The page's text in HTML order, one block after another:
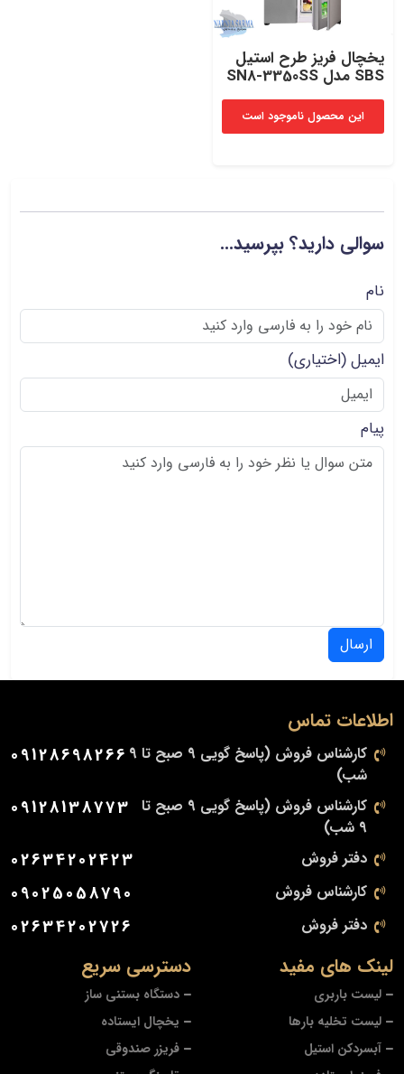
یخچال فریز طرح استیل
SBS مدل SN8-3350SS
این محصول ناموجود است
سوالی دارید؟ بپرسید...
نام
ایمیل(اختیاری)
پیام
ارسال
دسترسی سریع
دستگاه بستنی ساز
یخچال ایستاده
فریزر صندوقی
لینک های مفید
لیست باربری
لیست تخلیه بارها
آبسردکن استیل
اطلاعات تماس
کارشناس فروش (پاسخ گویی 9 صبح تا 9
شب)
09128698266
کارشناس فروش (پاسخ گویی 9 صبح تا
9 شب)
09128138773
دفتر فروش 02634202423
کارشناس فروش 09025058790
دفتر فروش 02634202726